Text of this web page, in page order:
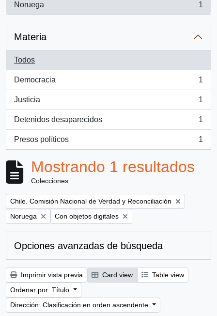
Noruega
, 1 resultados
1
Materia
Todos
Democracia
, 1 resultados
1
Justicia
, 1 resultados
1
Detenidos desaparecidos
, 1 resultados
1
Presos políticos
, 1 resultados
1
Mostrando 1 resultados
Colecciones
Remove filter:
Chile. Comisión Nacional de Verdad y Reconciliación
Remove filter:
Noruega Remove filter:
Con objetos digitales
Opciones avanzadas de búsqueda
Imprimir vista previa Card view
Table view
Ordenar por: Título
Dirección: Clasificación en orden ascendente